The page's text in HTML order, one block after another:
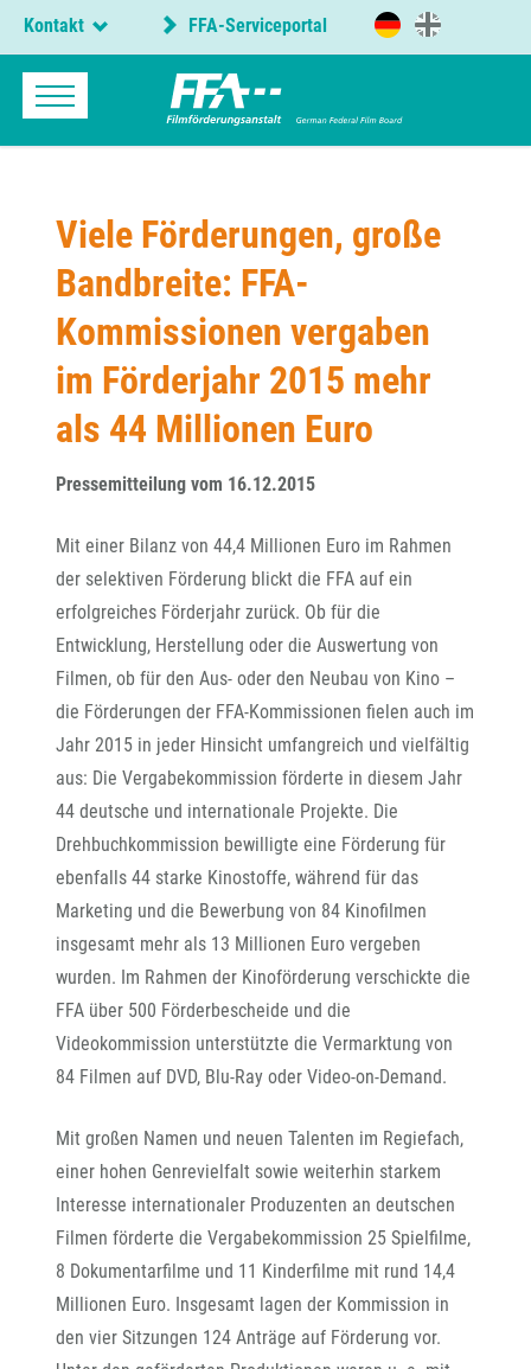
Kontakt FFA-Serviceportal
Viele Förderungen, große
Bandbreite: FFA-
Kommissionen vergaben
im Förderjahr 2015 mehr
als 44 Millionen Euro
Pressemitteilung vom 16.12.2015
Mit einer Bilanz von 44,4 Millionen Euro im Rahmen
der selektiven Förderung blickt die FFA auf ein
erfolgreiches Förderjahr zurück. Ob für die
Entwicklung, Herstellung oder die Auswertung von
Filmen, ob für den Aus- oder den Neubau von Kino –
die Förderungen der FFA-Kommissionen fielen auch im
Jahr 2015 in jeder Hinsicht umfangreich und vielfältig
aus: Die Vergabekommission förderte in diesem Jahr
44 deutsche und internationale Projekte. Die
Drehbuchkommission bewilligte eine Förderung für
ebenfalls 44 starke Kinostoffe, während für das
Marketing und die Bewerbung von 84 Kinofilmen
insgesamt mehr als 13 Millionen Euro vergeben
wurden. Im Rahmen der Kinoförderung verschickte die
FFA über 500 Förderbescheide und die
Videokommission unterstützte die Vermarktung von
84 Filmen auf DVD, Blu-Ray oder Video-on-Demand.
Mit großen Namen und neuen Talenten im Regiefach,
einer hohen Genrevielfalt sowie weiterhin starkem
Interesse internationaler Produzenten an deutschen
Filmen förderte die Vergabekommission 25 Spielfilme,
8 Dokumentarfilme und 11 Kinderfilme mit rund 14,4
Millionen Euro. Insgesamt lagen der Kommission in
den vier Sitzungen 124 Anträge auf Förderung vor.